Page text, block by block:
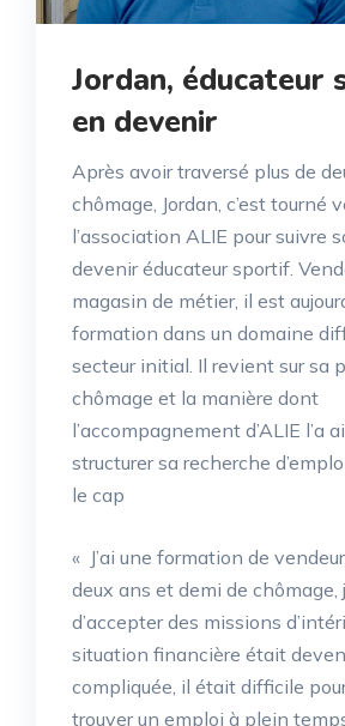
Jordan, éducateur
en devenir
Après avoir traversé plus de
chômage, Jordan, c’est tourné
l’association ALIE pour suivre
devenir éducateur sportif.
magasin de métier, il est
formation dans un domaine
secteur initial. Il revient sur sa
chômage et la manière dont
l’accompagnement d’ALIE l’a
structurer sa recherche
le cap
« J’ai une formation de
deux ans et demi de chômage,
d’accepter des missions
situation financière était
compliquée, il était difficile
trouver un emploi à plein